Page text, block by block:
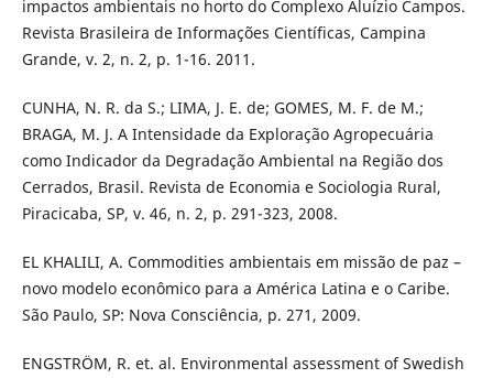
impactos ambientais no horto do Complexo Aluízio Campos.
Revista Brasileira de Informações Científicas, Campina
Grande, v. 2, n. 2, p. 1-16. 2011.
CUNHA, N. R. da S.; LIMA, J. E. de; GOMES, M. F. de M.;
BRAGA, M. J. A Intensidade da Exploração Agropecuária
como Indicador da Degradação Ambiental na Região dos
Cerrados, Brasil. Revista de Economia e Sociologia Rural,
Piracicaba, SP, v. 46, n. 2, p. 291-323, 2008.
EL KHALILI, A. Commodities ambientais em missão de paz –
novo modelo econômico para a América Latina e o Caribe.
São Paulo, SP: Nova Consciência, p. 271, 2009.
ENGSTRÖM, R. et. al. Environmental assessment of Swedish